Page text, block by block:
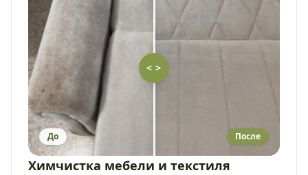
< >
До После
Химчистка мебели и текстиля